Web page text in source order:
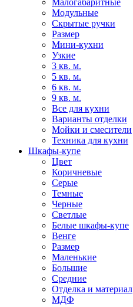
Малогабаритные
Модульные
Скрытые ручки
Размер
Мини-кухни
Узкие
3 кв. м.
5 кв. м.
6 кв. м.
9 кв. м.
Все для кухни
Варианты отделки
Мойки и смесители
Техника для кухни
Шкафы-купе
Цвет
Коричневые
Серые
Темные
Черные
Светлые
Белые шкафы-купе
Венге
Размер
Маленькие
Большие
Средние
Отделка и материал
МДФ